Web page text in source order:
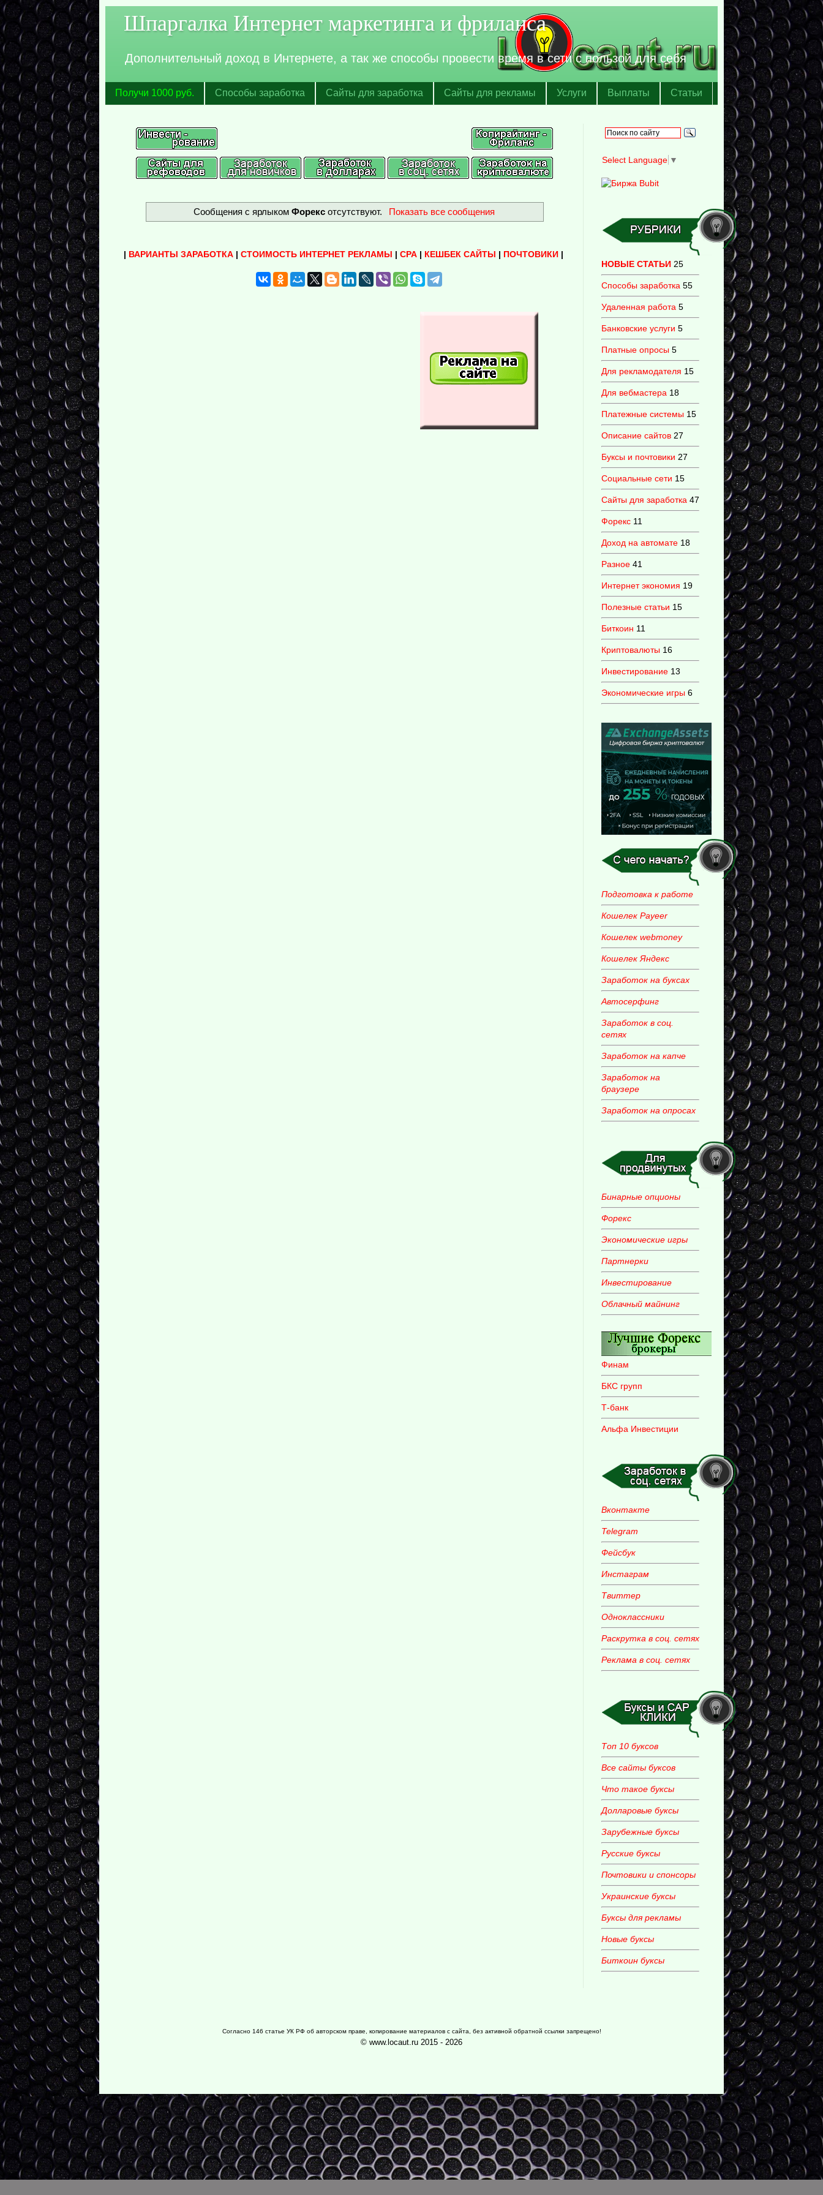
Шпаргалка Интернет маркетинга и фриланса
Дополнительный доход в Интернете, а так же способы провести время в сети с пользой для себя
Получи 1000 руб. Способы заработка Сайты для заработка Сайты для рекламы Услуги Выплаты Статьи
Сообщения с ярлыкомФорекс отсутствуют. Показать все сообщения
| ВАРИАНТЫ ЗАРАБОТКА | СТОИМОСТЬ ИНТЕРНЕТ РЕКЛАМЫ | СРА | КЕШБЕК САЙТЫ | ПОЧТОВИКИ |
Select Language ▼
НОВЫЕ СТАТЬИ 25
Способы заработка 55
Удаленная работа 5
Банковские услуги 5
Платные опросы 5
Для рекламодателя 15
Для вебмастера 18
Платежные системы 15
Описание сайтов 27
Буксы и почтовики 27
Социальные сети 15
Сайты для заработка 47
Форекс 11
Доход на автомате 18
Разное 41
Интернет экономия 19
Полезные статьи 15
Биткоин 11
Криптовалюты 16
Инвестирование 13
Экономические игры 6
Подготовка к работе
Кошелек Payeer
Кошелек webmoney
Кошелек Яндекс
Заработок на буксах
Автосерфинг
Заработок в соц.
сетях
Заработок на капче
Заработок на
браузере
Заработок на опросах
Бинарные опционы
Форекс
Экономические игры
Партнерки
Инвестирование
Облачный майнинг
Финам
БКС групп
Т-банк
Альфа Инвестиции
Вконтакте
Telegram
Фейсбук
Инстаграм
Твиттер
Одноклассники
Раскрутка в соц. сетях
Реклама в соц. сетях
Топ 10 буксов
Все сайты буксов
Что такое буксы
Долларовые буксы
Зарубежные буксы
Русские буксы
Почтовики и спонсоры
Украинские буксы
Буксы для рекламы
Новые буксы
Биткоин буксы
Согласно 146 статье УК РФ об авторском праве, копирование материалов с сайта, без активной обратной ссылки запрещено!
© www.locaut.ru 2015 - 2026